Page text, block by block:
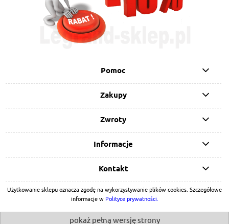
Pomoc
Zakupy
Zwroty
Informacje
Kontakt
Użytkowanie sklepu oznacza zgodę na wykorzystywanie plików cookies. Szczegółowe
informacje w Polityce prywatności.
pokaż pełną wersję strony